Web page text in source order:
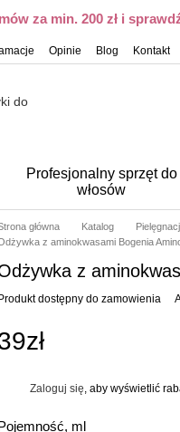
za min. 200 zł i
Opinie Blog Kontakt
Profesjonalny sprzęt do
włosów
główna Katalog
z aminokwasami Bogenia
z
Produkt dostępny do zamowienia
Zaloguj się , aby wyświetlić
ml